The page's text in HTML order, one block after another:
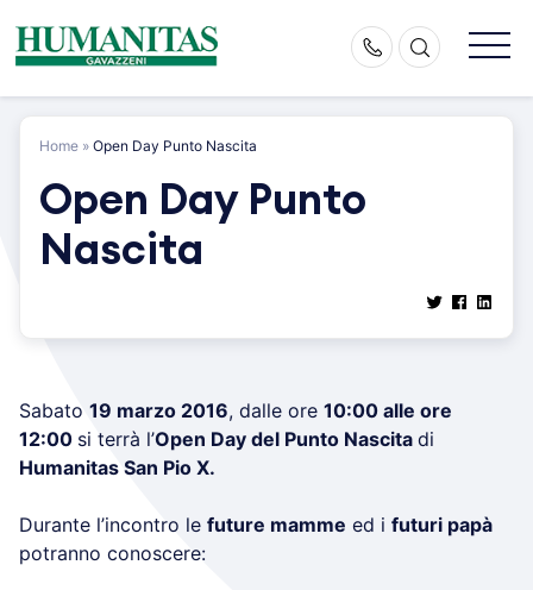
content
Home » Open Day Punto Nascita
Open Day Punto
Nascita
Sabato 19 marzo 2016, dalle ore 10:00 alle ore
12:00 si terrà l’Open Day del Punto Nascita di
Humanitas San Pio X.
Durante l’incontro le future mamme ed i futuri papà
potranno conoscere: